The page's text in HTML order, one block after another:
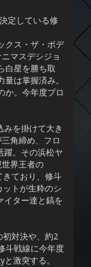
定している修
クス・ザ・ボデ
マスデシジョ
白星を勝ち取
は掌握済み。
か。今年度プロ
を掛けて大き
角締め、フロ
躍。その浜松ヤ
界王者の
きており、修斗
トが生粋のシ
イター達と鎬を
初対決や、約2
斗戦線に今年度
激突する。